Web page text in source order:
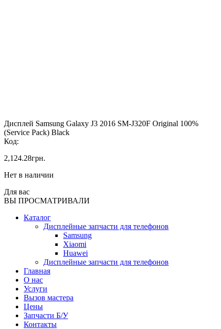
Дисплей Samsung Galaxy J3 2016 SM-J320F Original 100%
(Service Pack) Black
Код:
2,124.28грн.
Нет в наличии
Для вас
ВЫ ПРОСМАТРИВАЛИ
Каталог
Дисплейные запчасти для телефонов
Samsung
Xiaomi
Huawei
Дисплейные запчасти для телефонов
Главная
О нас
Услуги
Вызов мастера
Цены
Запчасти Б/У
Контакты